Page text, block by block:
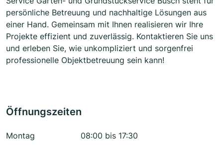
persönliche Betreuung und nachhaltige Lösungen aus
einer Hand. Gemeinsam mit Ihnen realisieren wir Ihre
Projekte effizient und zuverlässig. Kontaktieren Sie uns
und erleben Sie, wie unkompliziert und sorgenfrei
professionelle Objektbetreuung sein kann!
Öffnungszeiten
Montag
08:00 bis 17:30